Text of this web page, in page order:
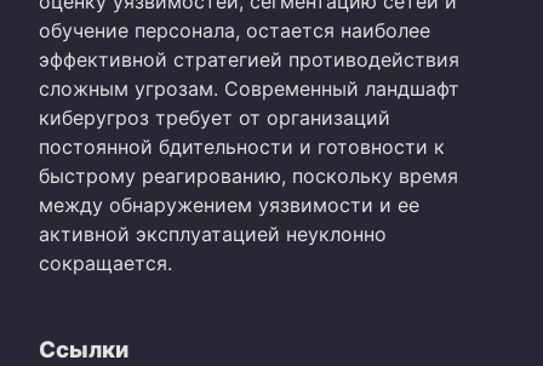
обучение персонала, остается наиболее
эффективной стратегией противодействия
сложным угрозам. Современный ландшафт
киберугроз требует от организаций
постоянной бдительности и готовности к
быстрому реагированию, поскольку время
между обнаружением уязвимости и ее
активной эксплуатацией неуклонно
сокращается.
Ссылки